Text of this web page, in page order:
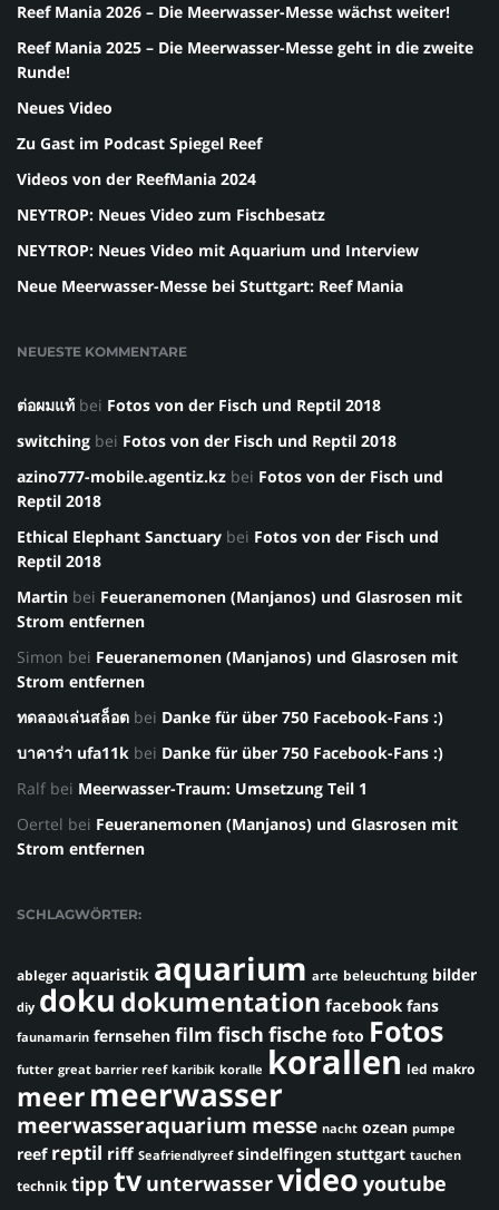
Reef Mania 2026 – Die Meerwasser-Messe wächst weiter!
Reef Mania 2025 – Die Meerwasser-Messe geht in die zweite
Runde!
Neues Video
Zu Gast im Podcast Spiegel Reef
Videos von der ReefMania 2024
NEYTROP: Neues Video zum Fischbesatz
NEYTROP: Neues Video mit Aquarium und Interview
Neue Meerwasser-Messe bei Stuttgart: Reef Mania
NEUESTE KOMMENTARE
ต่อผมแท้ bei Fotos von der Fisch und Reptil 2018
switching bei Fotos von der Fisch und Reptil 2018
azino777-mobile.agentiz.kz bei Fotos von der Fisch und
Reptil 2018
Ethical Elephant Sanctuary bei Fotos von der Fisch und
Reptil 2018
Martin bei Feueranemonen (Manjanos) und Glasrosen mit
Strom entfernen
Simon bei Feueranemonen (Manjanos) und Glasrosen mit
Strom entfernen
ทดลองเล่นสล็อต bei Danke für über 750 Facebook-Fans :)
บาคาร่า ufa11k bei Danke für über 750 Facebook-Fans :)
Ralf bei Meerwasser-Traum: Umsetzung Teil 1
Oertel bei Feueranemonen (Manjanos) und Glasrosen mit
Strom entfernen
SCHLAGWÖRTER:
ableger aquaristik aquarium arte beleuchtung bilder
diy doku dokumentation facebook fans
faunamarin fernsehen film fisch fische foto Fotos
futter great barrier reef karibik koralle korallen led makro
meermeerwasser
meerwasseraquarium messe nacht ozean pumpe
reef reptil riff Seafriendlyreef sindelfingen stuttgart tauchen
technik tipp tv unterwasservideo youtube